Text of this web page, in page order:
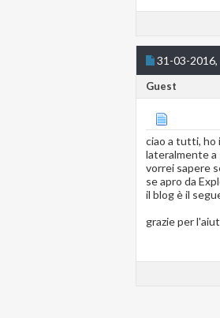
31-03-2016,
Guest
ciao a tutti, ho
lateralmente a
vorrei sapere
se apro da
il blog è il
grazie per